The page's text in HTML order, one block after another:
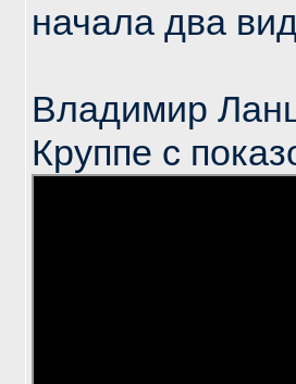
начала два
Владимир
Круппе с